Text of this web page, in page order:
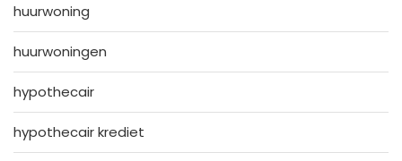
huurwoning
huurwoningen
hypothecair
hypothecair krediet